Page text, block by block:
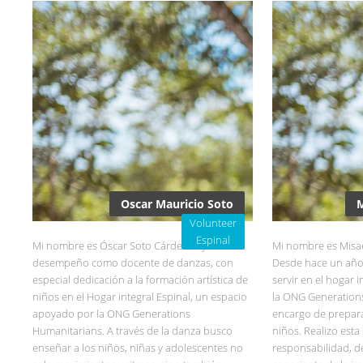
Oscar Mauricio Soto
Volunteer
Espinal
Mi nombre es Óscar Soto Cárdenas y me
desempeño como docente de danzas, con
especial dedicación a la formación artística de
niños en el Hogar integral Espinal, un espacio
apoyado por la ONG Generations
Humanitarians. A través de la danza busco
enseñar a los niños, niñas y adolescentes no
Mi nombre es
Desde hace un
servir en el hogar
la ONG
encargo de
niños. Realizo
responsabilidad,